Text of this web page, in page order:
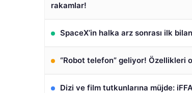
rakamlar!
SpaceX’in halka arz sonrası ilk
“Robot telefon” geliyor! Özellikleri
Dizi ve film tutkunlarına müjde: